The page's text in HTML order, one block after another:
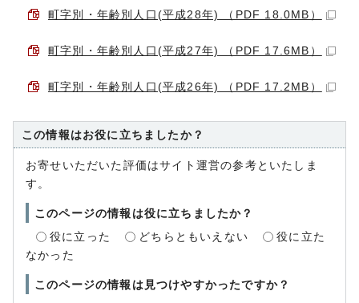
町字別・年齢別人口(平成28年) （PDF 18.0MB）
町字別・年齢別人口(平成27年) （PDF 17.6MB）
町字別・年齢別人口(平成26年) （PDF 17.2MB）
この情報はお役に立ちましたか？
お寄せいただいた評価はサイト運営の参考といたしま
す。
このページの情報は役に立ちましたか？
役に立った
どちらともいえない
役に立た
なかった
このページの情報は見つけやすかったですか？